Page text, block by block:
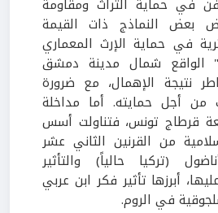
في حماية التراث ومقاومة
بعض النماذج ذات القيمة
في حماية الإرث المعماري
الواقع شمال مدينة دمشق
نتيجة الإهمال، مع ضرورة
من أجل حمايته. أما مداخلة
قرطاج تونس، فتناولت أسس
من القرنين الثاني عشر
(تركيا حالياً) والتأثير
أبرزها تأثير فكر ابن عربي
في الروم.